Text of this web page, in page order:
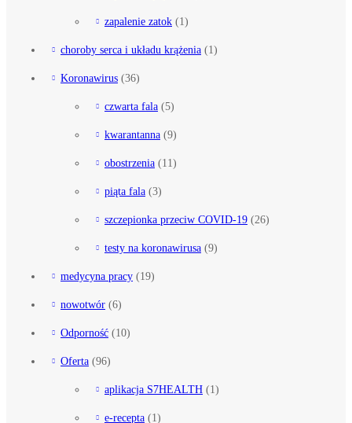
zapalenie zatok (1)
choroby serca i układu krążenia (1)
Koronawirus (36)
czwarta fala (5)
kwarantanna (9)
obostrzenia (11)
piąta fala (3)
szczepionka przeciw COVID-19 (26)
testy na koronawirusa (9)
medycyna pracy (19)
nowotwór (6)
Odporność (10)
Oferta (96)
aplikacja S7HEALTH (1)
e-recepta (1)